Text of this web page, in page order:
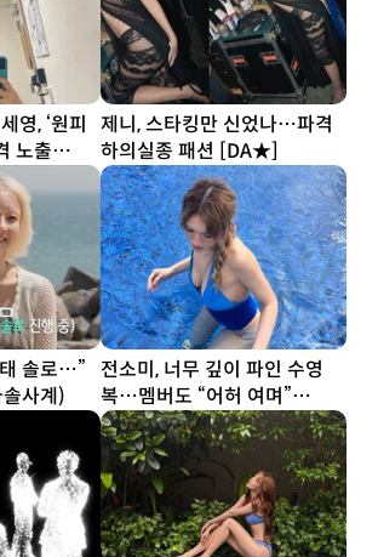
영, ‘원피
노출
제니, 스타킹만 신었나…파격
하의실종 패션 [DA★]
솔로…”
사계)
전소미, 너무 깊이 파인 수영
복…멤버도 “어허 여며”
[DA★]